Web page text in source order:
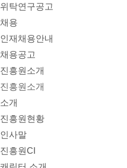
위탁연구공고
채용
인재채용안내
채용공고
진흥원소개
진흥원소개
소개
진흥원현황
인사말
진흥원CI